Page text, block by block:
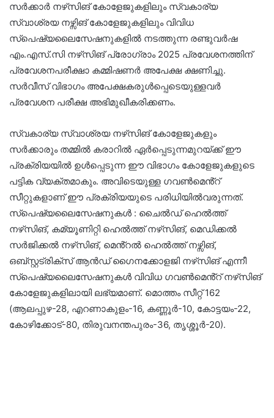
സർക്കാർ നഴ്‌സിങ് കോളേജുകളിലും സ്വകാര്യ
സ്വാശ്രയ നഴ്സിങ് കോളേജുകളിലും വിവിധ
സ്പെഷ്യലൈസേഷനുകളിൽ നടത്തുന്ന രണ്ടുവർഷ
എം.എസ്‌.സി നഴ്‌സിങ് പ്രോഗ്രാം 2025 പ്രവേശനത്തിന്
പ്രവേശനപരീക്ഷാ കമ്മിഷണർ അപേക്ഷ ക്ഷണിച്ചു.
സർവീസ് വിഭാഗം അപേക്ഷകരുൾപ്പെടെയുള്ളവർ
പ്രവേശന പരീക്ഷ അഭിമുഖീകരിക്കണം.
സ്വകാര്യ സ്വാശ്രയ നഴ്‌സിങ് കോളേജുകളും
സർക്കാരും തമ്മിൽ കരാറിൽ ഏർപ്പെടുന്നമുറയ്ക്ക് ഈ
പ്രക്രിയയിൽ ഉൾപ്പെടുന്ന ഈ വിഭാഗം കോളേജുകളുടെ
പട്ടിക വ്യക്തമാകും. അവിടെയുള്ള ഗവൺമെൻ്റ്
സീറ്റുകളാണ് ഈ പ്രക്രിയയുടെ പരിധിയിൽവരുന്നത്.
സ്പെഷ്യലൈസേഷനുകൾ : ചൈൽഡ് ഹെൽത്ത്
നഴ്‌സിങ്, കമ്യൂണിറ്റി ഹെൽത്ത് നഴ്‌സിങ്, മെഡിക്കൽ
സർജിക്കൽ നഴ്‌സിങ്, മെൻ്റൽ ഹെൽത്ത് നഴ്സിങ്,
ഒബ്സ്റ്റട്രിക്സ് ആൻഡ് ഗൈനക്കോളജി നഴ്‌സിങ് എന്നീ
സ്പെഷ്യലൈസേഷനുകൾ വിവിധ ഗവൺമെൻ്റ് നഴ്‌സിങ്
കോളേജുകളിലായി ലഭ്യമാണ്. മൊത്തം സീറ്റ് 162
(ആലപ്പുഴ-28, എറണാകുളം-16, കണ്ണൂർ-10, കോട്ടയം-22,
കോഴിക്കോട്-80, തിരുവനന്തപുരം-36, തൃശ്ശൂർ-20).